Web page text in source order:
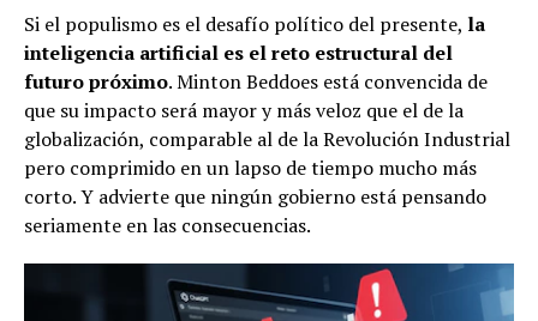
Si el populismo es el desafío político del presente, la
inteligencia artificial es el reto estructural del
futuro próximo. Minton Beddoes está convencida de
que su impacto será mayor y más veloz que el de la
globalización, comparable al de la Revolución Industrial
pero comprimido en un lapso de tiempo mucho más
corto. Y advierte que ningún gobierno está pensando
seriamente en las consecuencias.